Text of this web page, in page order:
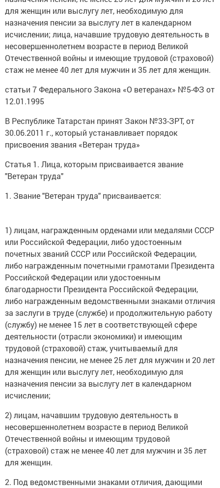
для женщин или выслугу лет, необходимую для
назначения пенсии за выслугу лет в календарном
исчислении; лица, начавшие трудовую деятельность в
несовершеннолетнем возрасте в период Великой
Отечественной войны и имеющие трудовой (страховой)
стаж не менее 40 лет для мужчин и 35 лет для женщин.
статьи 7 Федерального Закона «О ветеранах» №5-ФЗ от
12.01.1995
В Республике Татарстан принят Закон №33-ЗРТ, от
30.06.2011 г., который устанавливает порядок
присвоения звания «Ветеран труда»
Статья 1. Лица, которым присваивается звание
"Ветеран труда"
1. Звание "Ветеран труда" присваивается:
1) лицам, награжденным орденами или медалями СССР
или Российской Федерации, либо удостоенным
почетных званий СССР или Российской Федерации,
либо награжденным почетными грамотами Президента
Российской Федерации или удостоенным
благодарности Президента Российской Федерации,
либо награжденным ведомственными знаками отличия
за заслуги в труде (службе) и продолжительную работу
(службу) не менее 15 лет в соответствующей сфере
деятельности (отрасли экономики) и имеющим
трудовой (страховой) стаж, учитываемый для
назначения пенсии, не менее 25 лет для мужчин и 20 лет
для женщин или выслугу лет, необходимую для
назначения пенсии за выслугу лет в календарном
исчислении;
2) лицам, начавшим трудовую деятельность в
несовершеннолетнем возрасте в период Великой
Отечественной войны и имеющим трудовой
(страховой) стаж не менее 40 лет для мужчин и 35 лет
для женщин.
2. Под ведомственными знаками отличия, дающими